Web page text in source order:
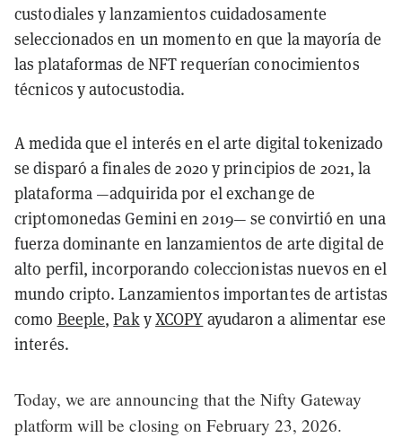
custodiales y lanzamientos cuidadosamente
seleccionados en un momento en que la mayoría de
las plataformas de NFT requerían conocimientos
técnicos y autocustodia.
A medida que el interés en el arte digital tokenizado
se disparó a finales de 2020 y principios de 2021, la
plataforma —adquirida por el exchange de
criptomonedas Gemini en 2019— se convirtió en una
fuerza dominante en lanzamientos de arte digital de
alto perfil, incorporando coleccionistas nuevos en el
mundo cripto. Lanzamientos importantes de artistas
como Beeple,PakyXCOPY ayudaron a alimentar ese
interés.
Today, we are announcing that the Nifty Gateway
platform will be closing on February 23, 2026.